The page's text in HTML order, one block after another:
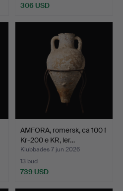
306 USD
AMFORA, romersk, ca 100 f
Kr-200 e KR, ler…
Klubbades 7 jun 2026
13 bud
739 USD